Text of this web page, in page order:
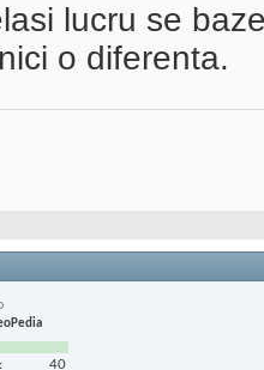
lucru se
o diferenta.
40